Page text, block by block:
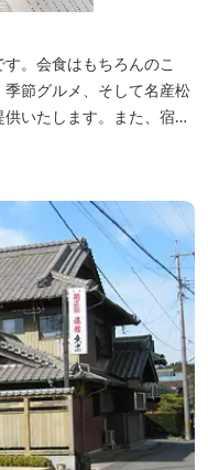
。会食はもちろんのこ
節グルメ、そして名産松
いたします。また、宿泊
に選ばれた純木造建築で